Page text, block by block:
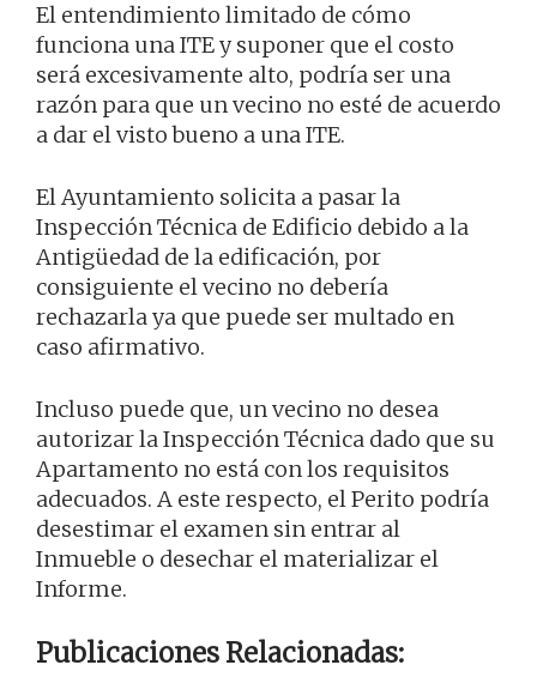
El entendimiento limitado de cómo
funciona una ITE y suponer que el costo
será excesivamente alto, podría ser una
razón para que un vecino no esté de acuerdo
a dar el visto bueno a una ITE.
El Ayuntamiento solicita a pasar la
Inspección Técnica de Edificio debido a la
Antigüedad de la edificación, por
consiguiente el vecino no debería
rechazarla ya que puede ser multado en
caso afirmativo.
Incluso puede que, un vecino no desea
autorizar la Inspección Técnica dado que su
Apartamento no está con los requisitos
adecuados. A este respecto, el Perito podría
desestimar el examen sin entrar al
Inmueble o desechar el materializar el
Informe.
Publicaciones Relacionadas: